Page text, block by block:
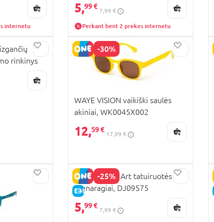
internetu
5,99 €
7,99 €
Perkant bent 2 prekes internetu
rinkinys
-30%
WAYE VISION vaikiški saulės
akiniai, WK0045X002
12,59 €
17,99 €
-25%
E-KAINA
DJECO Body Art tatuiruotės
Vienaragiai, DJ09575
5,99 €
7,99 €